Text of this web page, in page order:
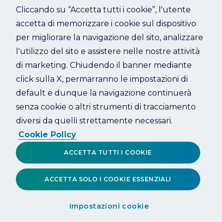
Refresh
Cliccando su “Accetta tutti i cookie”, l'utente
accetta di memorizzare i cookie sul dispositivo
per migliorare la navigazione del sito, analizzare
l'utilizzo del sito e assistere nelle nostre attività
di marketing. Chiudendo il banner mediante
click sulla X, permarranno le impostazioni di
default e dunque la navigazione continuerà
senza cookie o altri strumenti di tracciamento
diversi da quelli strettamente necessari.
Cookie Policy
Impostazioni cookie
ACCETTA SOLO I COOKIE ESSENZIALI
ACCETTA TUTTI I COOKIE